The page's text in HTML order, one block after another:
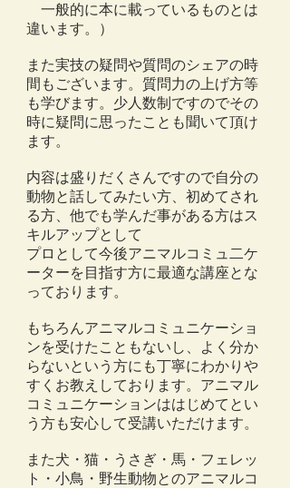
一般的に本に載っているものとは
違います。）
また実技の疑問や質問のシェアの時
間もございます。質問力の上げ方等
も学びます。 少人数制ですのでその
時に疑問に思ったことも聞いて頂け
ます。
内容は盛りだくさんですので自分の
動物と話してみたい方、初めてされ
る方、他でも学んだ事がある方はス
キルアップとして
プロとして今後アニマルコミュ二ケ
ーターを目指す方に最適な講座とな
っております。
もちろんアニマルコミュニケーショ
ンを受けたこともないし、よく分か
らないという方にも丁寧にわかりや
すくお教えしております。アニマル
コミュニケーションははじめてとい
う方も安心して受講いただけます。
また犬・猫・うさぎ・馬・フェレッ
ト・小鳥・野生動物とのアニマルコ